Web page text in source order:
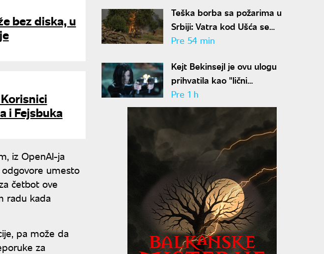
bez diska, u
i Fejsbuka
iz OpenAI-ja
umesto
četbot ove
radu kada
pa može da
za
Teška borba sa požarima u
Srbiji: Vatra kod Ušća se
rasplamsava, dobre vesti iz
Pre 54 min
Kejt Bekinsejl je ovu ulogu
prihvatila kao "lični
eksperiment": Promenila joj tok
karijere
Pre 1 h